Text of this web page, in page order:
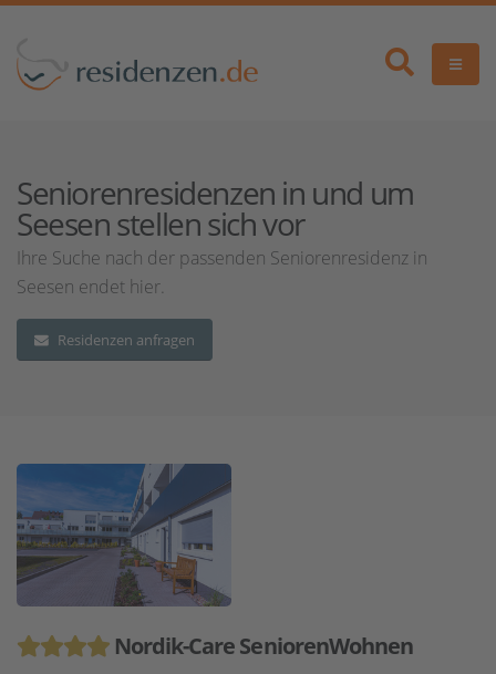
Seniorenresidenzen in und um
Seesen stellen sich vor
Ihre Suche nach der passenden Seniorenresidenz in
Seesen endet hier.
Residenzen anfragen
Nordik-Care SeniorenWohnen